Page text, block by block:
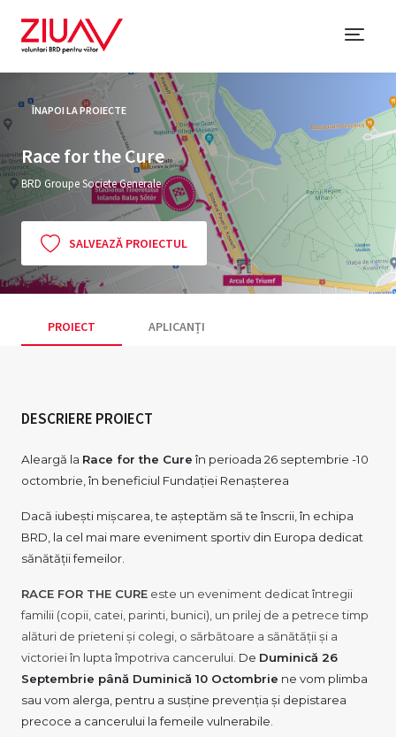
ÎNAPOI LA PROIECTE
Race for the Cure
BRD Groupe Societe Generale
SALVEAZĂ PROIECTUL
PROIECT APLICANȚI
DESCRIERE PROIECT
Aleargă la Race for the Cure în perioada 26 septembrie -10
octombrie, în beneficiul Fundației Renașterea
Dacă iubești mișcarea, te așteptăm să te înscrii, în echipa
BRD, la cel mai mare eveniment sportiv din Europa dedicat
sănătății femeilor.
RACE FOR THE CURE este un eveniment dedicat întregii
familii (copii, catei, parinti, bunici), un prilej de a petrece timp
alături de prieteni și colegi, o sărbătoare a sănătății și a
victoriei în lupta împotriva cancerului. De Duminică 26
Septembrie până Duminică 10 Octombrie ne vom plimba
sau vom alerga, pentru a susține prevenția și depistarea
precoce a cancerului la femeile vulnerabile.